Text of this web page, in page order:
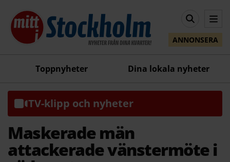
ANNONSERA
Toppnyheter Dina lokala nyheter
TV-klipp och nyheter
Maskerade män
attackerade vänstermöte i